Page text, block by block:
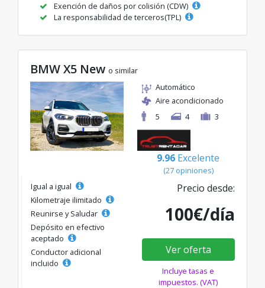
Exención de daños por colisión (CDW)
La responsabilidad de terceros(TPL)
BMW X5 New o similar
Automático
Aire acondicionado
5
4 3
9.96 Excelente
(27 opiniones)
Igual a igual
Kilometraje ilimitado
Reunirse y Saludar
Depósito en efectivo
aceptado
Conductor adicional
incluido
Precio desde:
100€/día
Ver oferta
Incluye tasas e
impuestos. (VAT)